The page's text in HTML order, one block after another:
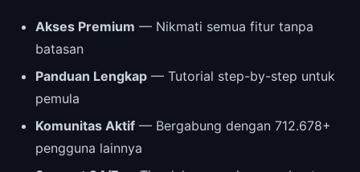
Akses Premium — Nikmati semua fitur tanpa
batasan
Panduan Lengkap — Tutorial step-by-step untuk
pemula
Komunitas Aktif — Bergabung dengan 712.678+
pengguna lainnya